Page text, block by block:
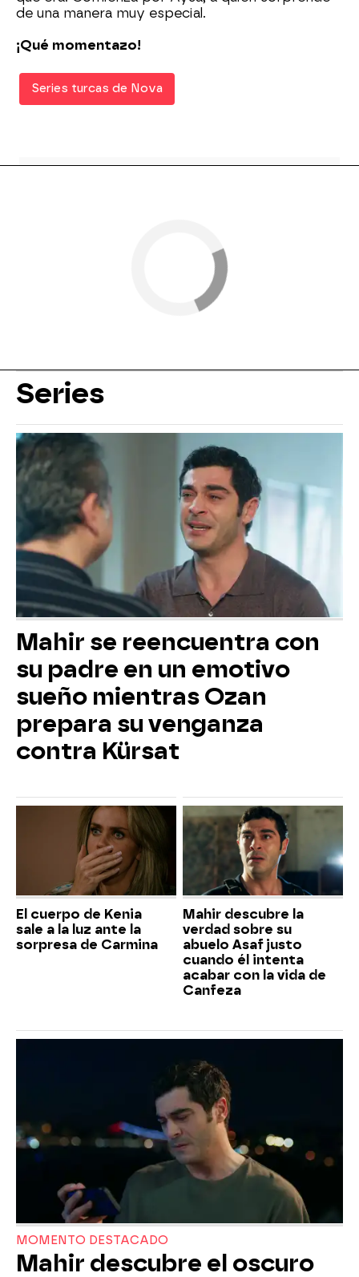
de una manera muy especial.
¡Qué momentazo!
Series turcas de Nova
Series
Mahir se reencuentra con
su padre en un emotivo
sueño mientras Ozan
prepara su venganza
contra Kürsat
El cuerpo de Kenia
sale a la luz ante la
sorpresa de Carmina
Mahir descubre la
verdad sobre su
abuelo Asaf justo
cuando él intenta
acabar con la vida de
Canfeza
MOMENTO DESTACADO
Mahir descubre el oscuro